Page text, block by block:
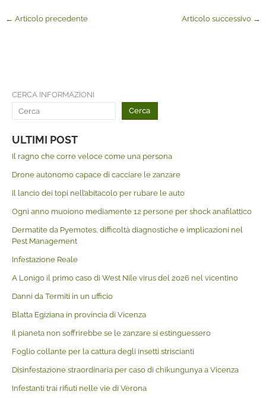
← Articolo precedente Articolo successivo →
CERCA INFORMAZIONI
Cerca
ULTIMI POST
Il ragno che corre veloce come una persona
Drone autonomo capace di cacciare le zanzare
Il lancio dei topi nell’abitacolo per rubare le auto
Ogni anno muoiono mediamente 12 persone per shock anafilattico
Dermatite da Pyemotes, difficoltà diagnostiche e implicazioni nel
Pest Management
Infestazione Reale
A Lonigo il primo caso di West Nile virus del 2026 nel vicentino
Danni da Termiti in un ufficio
Blatta Egiziana in provincia di Vicenza
Il pianeta non soffrirebbe se le zanzare si estinguessero
Foglio collante per la cattura degli insetti striscianti
Disinfestazione straordinaria per caso di chikungunya a Vicenza
Infestanti trai rifiuti nelle vie di Verona